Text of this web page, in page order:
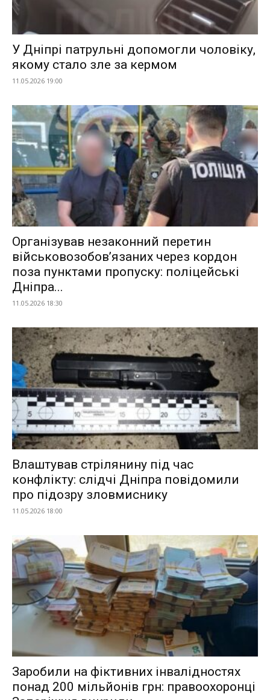
У Дніпрі патрульні допомогли чоловіку,
якому стало зле за кермом
11.05.2026 19:00
Організував незаконний перетин
військовозобовʼязаних через кордон
поза пунктами пропуску: поліцейські
Дніпра...
11.05.2026 18:30
Влаштував стрілянину під час
конфлікту: слідчі Дніпра повідомили
про підозру зловмиснику
11.05.2026 18:00
Заробили на фіктивних інвалідностях
понад 200 мільйонів грн: правоохоронці